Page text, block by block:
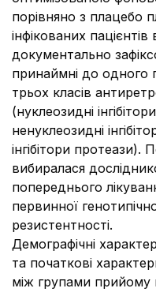
порівняно з плацебо
інфікованих пацієнтів
документально
принаймні до одного
трьох класів
(нуклеозидні
ненуклеозидні
інгібітори
вибиралася
попереднього
первинної
резистентності.
Демографічні
та початкові
між групами прийому